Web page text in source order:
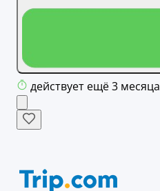
действует ещё 3 месяца